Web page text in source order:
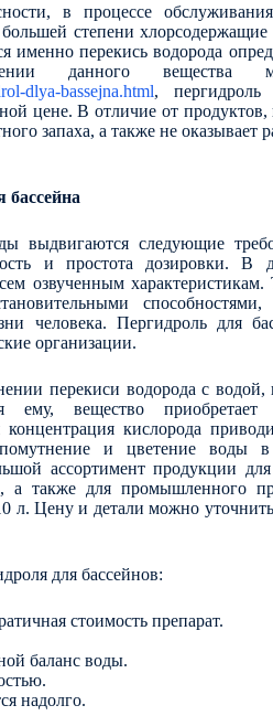
в процессе
степени
именно перекись водорода
данного вещества
dlya-bassejna.html, пергидроль
цене. В отличие от продуктов,
запаха, а также не оказывает
бассейна
выдвигаются следующие
и простота дозировки. В
озвученным характеристикам.
человека. Пергидроль для
организации.
перекиси водорода с водой,
ему, вещество
кислорода
помутнение и цветение воды
ассортимент продукции
а также для промышленного
л. Цену и детали можно
для бассейнов:
стоимость препарат.
баланс воды.
надолго.